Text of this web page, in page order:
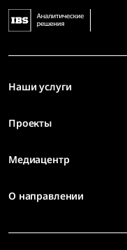
Наши услуги
Проекты
Медиацентр
О направлении